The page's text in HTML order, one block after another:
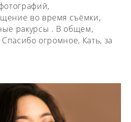
во время съёмки,
ракурсы . В общем,
огромное, Кать, за